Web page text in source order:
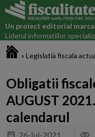
Un proiect editorial marca
Liderul informatiilor
» Legislatia fiscala
Obligatii
AUGUST
calendarul
26-Iul-2021